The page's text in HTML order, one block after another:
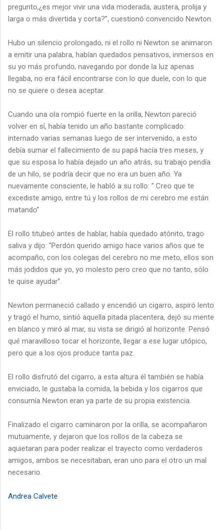
pregunto,¿es mejor vivir una vida moderada, austera, prolija y
larga o más divertida y corta?”, cuestionó convencido Newton.
Hubo un silencio prolongado, ni el rollo ni Newton se animaron
a emitir una palabra, habían quedados pensativos, inmersos en
su yo más profundo, navegando por donde la luz apenas
llegaba, no era fácil encontrarse con lo que duele, con lo que
no se quiere o desea aceptar.
Cuando una ola rompió fuerte en la orilla, Newton pareció
volver en sí, había tenido un año bastante complicado:
internado varias semanas luego de ser intervenido, a esto
debía sumar el fallecimiento de su papá hacía tres meses, y
que su esposa lo había dejado un año atrás, su trabajo pendía
de un hilo, se podría decir que no era un buen año. Ya
nuevamente consciente, le habló a su rollo: “ Creo que te
excediste amigo, entre tú y los rollos de mi cerebro me están
matando”
El rollo titubeó antes de hablar, había quedado atónito, trago
saliva y dijo: “Perdón querido amigo hace varios años que te
acompaño, con los colegas del cerebro no me meto, ellos son
más jodidos que yo, yo molesto pero creo que no tanto, sólo
te quise ayudar”.
Newton permaneció callado y encendió un cigarro, aspiró lento
y tragó el humo, sintió aquella pitada placentera, dejó su mente
en blanco y miró al mar, su vista se dirigió al horizonte. Pensó
qué maravilloso tocar el horizonte, llegar a ese lugar utópico,
pero que a los ojos produce tanta paz.
El rollo disfrutó del cigarro, a esta altura él también se había
enviciado, le gustaba la comida, la bebida y los cigarros que
consumía Newton eran ya parte de su propia existencia.
Finalizado el cigarro caminaron por la orilla, se acompañaron
mutuamente, y dejaron que los rollos de la cabeza se
aquietaran para poder realizar el trayecto como verdaderos
amigos, ambos se necesitaban, eran uno para el otro un mal
necesario.
Andrea Calvete